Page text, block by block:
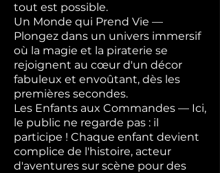
tout est possible.
Un Monde qui Prend Vie —
Plongez dans un univers immersif
où la magie et la piraterie se
rejoignent au cœur d'un décor
fabuleux et envoûtant, dès les
premières secondes.
Les Enfants aux Commandes — Ici,
le public ne regarde pas : il
participe ! Chaque enfant devient
complice de l'histoire, acteur
d'aventures sur scène pour des